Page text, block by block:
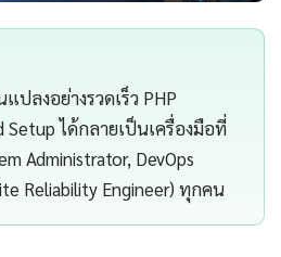
ปลงอย่างรวดเร็ว PHP
Setup ได้กลายเป็นเครื่องมือที่
Administrator, DevOps
Reliability Engineer) ทุกคน